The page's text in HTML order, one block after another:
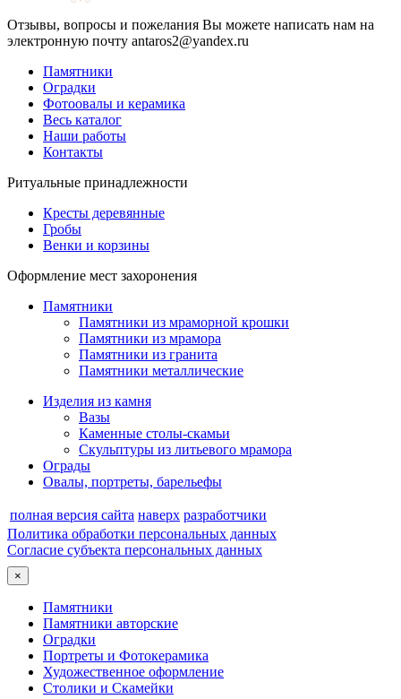
Отзывы, вопросы и пожелания Вы можете написать нам на
электронную почту antaros2@yandex.ru
Памятники
Оградки
Фотоовалы и керамика
Весь каталог
Наши работы
Контакты
Ритуальные принадлежности
Кресты деревянные
Гробы
Венки и корзины
Оформление мест захоронения
Памятники
Памятники из мраморной крошки
Памятники из мрамора
Памятники из гранита
Памятники металлические
Изделия из камня
Вазы
Каменные столы-скамьи
Скульптуры из литьевого мрамора
Ограды
Овалы, портреты, барельефы
полная версия сайта наверх разработчики
Политика обработки персональных данных
Согласие субъекта персональных данных
×
Памятники
Памятники авторские
Оградки
Портреты и Фотокерамика
Художественное оформление
Столики и Скамейки